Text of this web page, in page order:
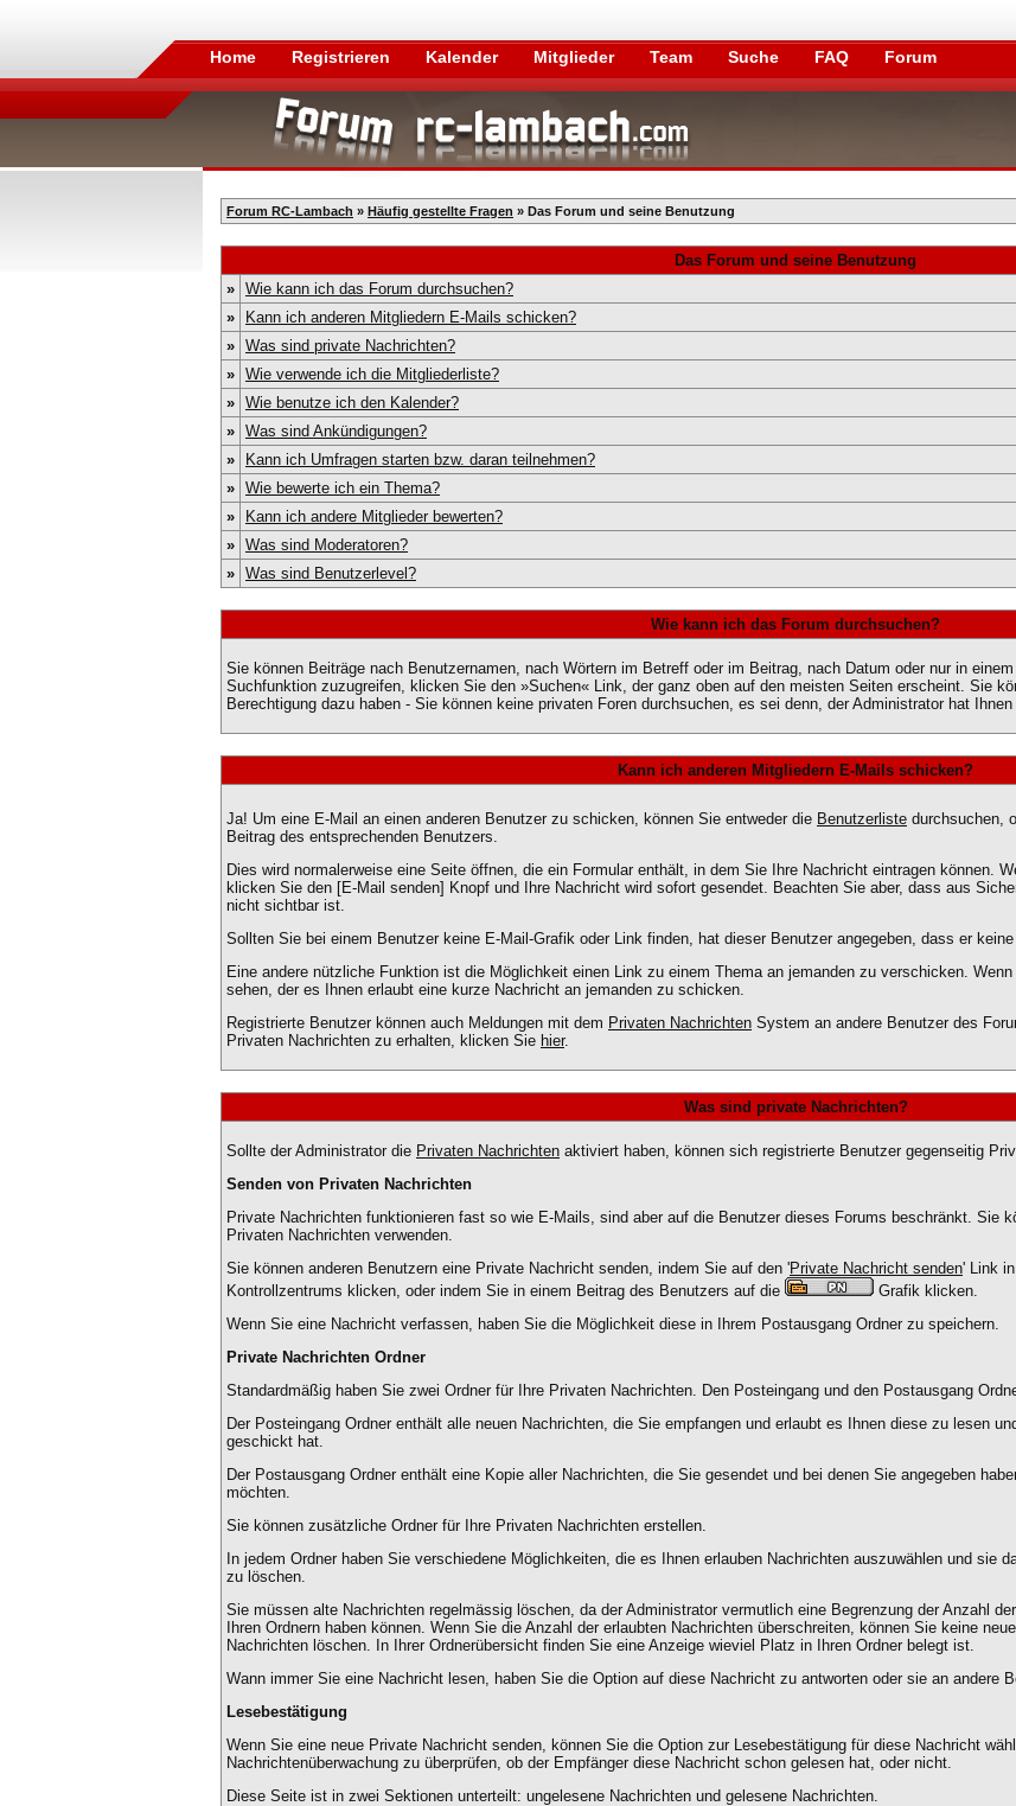
Home Registrieren Kalender Mitglieder Team Suche FAQ Forum
Forum RC-Lambach » Häufig gestellte Fragen » Das Forum und seine Benutzung
Das Forum und seine Benutzung
» Wie kann ich das Forum durchsuchen?
»
Kann ich anderen Mitgliedern E-Mails schicken?
» Was sind private Nachrichten?
» Wie verwende ich die Mitgliederliste?
» Wie benutze ich den Kalender?
» Was sind Ankündigungen?
»
Kann ich Umfragen starten bzw. daran teilnehmen?
» Wie bewerte ich ein Thema?
»
Kann ich andere Mitglieder bewerten?
» Was sind Moderatoren?
» Was sind Benutzerlevel?
Wie kann ich das Forum durchsuchen?
Sie können Beiträge nach Benutzernamen, nach Wörtern im Betreff oder im Beitrag, nach Datum oder nur in
Suchfunktion zuzugreifen, klicken Sie den »Suchen« Link, der ganz oben auf den meisten Seiten erscheint. Sie
Berechtigung dazu haben - Sie können keine privaten Foren durchsuchen, es sei denn, der Administrator hat
Kann ich anderen Mitgliedern E-Mails schicken?
Ja! Um eine E-Mail an einen anderen Benutzer zu schicken, können Sie entweder die Benutzerliste durchsuchen,
Beitrag des entsprechenden Benutzers.
Dies wird normalerweise eine Seite öffnen, die ein Formular enthält, in dem Sie Ihre Nachricht eintragen können.
klicken Sie den [E-Mail senden] Knopf und Ihre Nachricht wird sofort gesendet. Beachten Sie aber, dass aus
nicht sichtbar ist.
Sollten Sie bei einem Benutzer keine E-Mail-Grafik oder Link finden, hat dieser Benutzer angegeben, dass er
Eine andere nützliche Funktion ist die Möglichkeit einen Link zu einem Thema an jemanden zu verschicken.
sehen, der es Ihnen erlaubt eine kurze Nachricht an jemanden zu schicken.
Registrierte Benutzer können auch Meldungen mit dem Privaten Nachrichten System an andere Benutzer des
Privaten Nachrichten zu erhalten, klicken Sie hier.
Was sind private Nachrichten?
Sollte der Administrator die Privaten Nachrichten aktiviert haben, können sich registrierte Benutzer gegenseitig
Senden von Privaten Nachrichten
Private Nachrichten funktionieren fast so wie E-Mails, sind aber auf die Benutzer dieses Forums beschränkt. Sie
Privaten Nachrichten verwenden.
Sie können anderen Benutzern eine Private Nachricht senden, indem Sie auf den 'Private Nachricht senden' Link
Kontrollzentrums klicken, oder indem Sie in einem Beitrag des Benutzers auf die
Grafik klicken.
Wenn Sie eine Nachricht verfassen, haben Sie die Möglichkeit diese in Ihrem Postausgang Ordner zu speichern.
Private Nachrichten Ordner
Standardmäßig haben Sie zwei Ordner für Ihre Privaten Nachrichten. Den Posteingang und den Postausgang
Der Posteingang Ordner enthält alle neuen Nachrichten, die Sie empfangen und erlaubt es Ihnen diese zu lesen
geschickt hat.
Der Postausgang Ordner enthält eine Kopie aller Nachrichten, die Sie gesendet und bei denen Sie angegeben
möchten.
Sie können zusätzliche Ordner für Ihre Privaten Nachrichten erstellen.
In jedem Ordner haben Sie verschiedene Möglichkeiten, die es Ihnen erlauben Nachrichten auszuwählen und sie
zu löschen.
Sie müssen alte Nachrichten regelmässig löschen, da der Administrator vermutlich eine Begrenzung der Anzahl
Ihren Ordnern haben können. Wenn Sie die Anzahl der erlaubten Nachrichten überschreiten, können Sie keine
Nachrichten löschen. In Ihrer Ordnerübersicht finden Sie eine Anzeige wieviel Platz in Ihren Ordner belegt ist.
Wann immer Sie eine Nachricht lesen, haben Sie die Option auf diese Nachricht zu antworten oder sie an andere
Lesebestätigung
Wenn Sie eine neue Private Nachricht senden, können Sie die Option zur Lesebestätigung für diese Nachricht
Nachrichtenüberwachung zu überprüfen, ob der Empfänger diese Nachricht schon gelesen hat, oder nicht.
Diese Seite ist in zwei Sektionen unterteilt: ungelesene Nachrichten und gelesene Nachrichten.